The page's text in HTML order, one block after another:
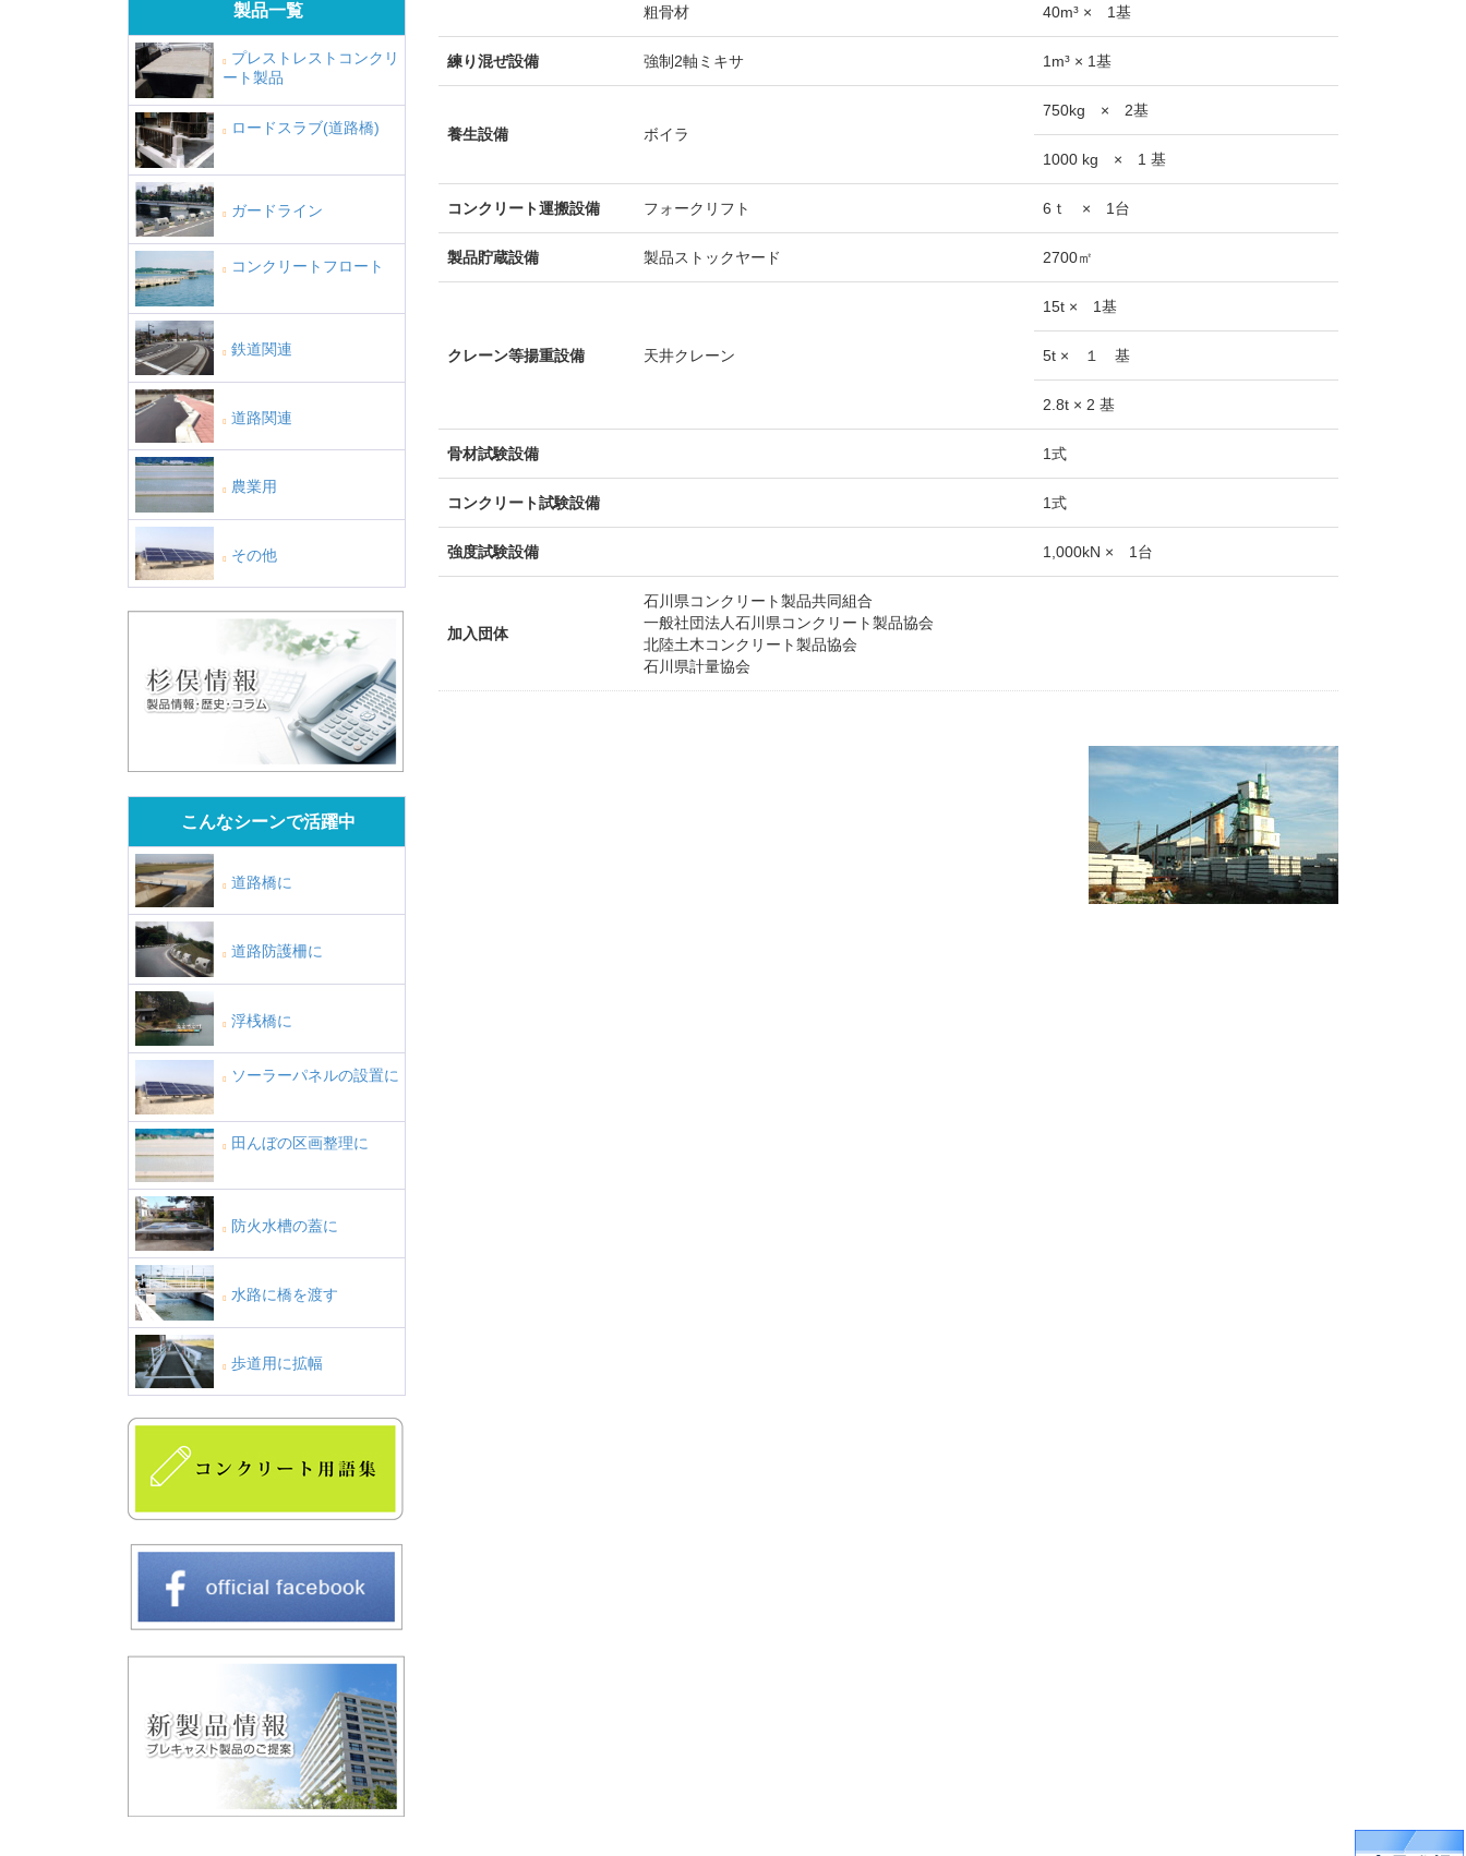
粗骨材 40m³ × 1基
練り混ぜ設備 強制2軸ミキサ 1m³ × 1基
養生設備 ボイラ
750kg × 2基
1000 kg × 1 基
コンクリート運搬設備 フォークリフト 6ｔ × 1台
製品貯蔵設備 製品ストックヤード 2700㎡
クレーン等揚重設備 天井クレーン
15t × 1基
5t × １ 基
2.8t × 2 基
骨材試験設備 1式
コンクリート試験設備 1式
強度試験設備 1,000kN × 1台
加入団体
石川県コンクリート製品共同組合
一般社団法人石川県コンクリート製品協会
北陸土木コンクリート製品協会
石川県計量協会
製品一覧
プレストレストコンクリ
ート製品
ロードスラブ(道路橋)
ガードライン
コンクリートフロート
鉄道関連
道路関連
農業用
その他
こんなシーンで活躍中
道路橋に
道路防護柵に
浮桟橋に
ソーラーパネルの設置に
田んぼの区画整理に
防火水槽の蓋に
水路に橋を渡す
歩道用に拡幅